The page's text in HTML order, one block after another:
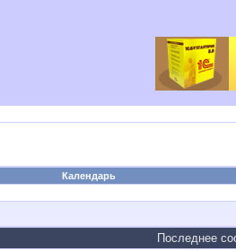
Календарь
Последнее